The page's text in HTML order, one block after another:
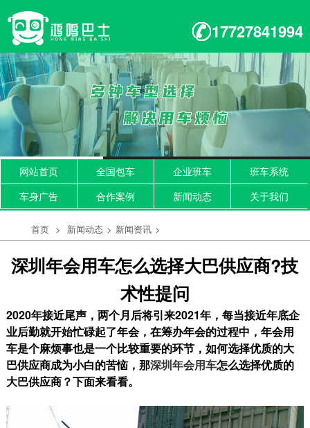
17727841994
网站首页 全国包车 企业班车
班车系统
车身广告
合作案例 新闻动态 关于我们
首页 > 新闻动态 > 新闻资讯 >
深圳年会用车怎么选择大巴供应商?技
术性提问
2020年接近尾声，两个月后将引来2021年，每当接近年底企
业后勤就开始忙碌起了年会，在筹办年会的过程中，年会用
车是个麻烦事也是一个比较重要的环节，如何选择优质的大
巴供应商成为小白的苦恼，那深圳年会用车怎么选择优质的
大巴供应商？下面来看看。